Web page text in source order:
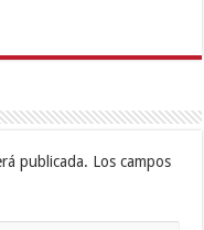
publicada. Los campos